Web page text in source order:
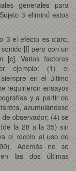
generales para
3 eliminó estos
3 el efecto es claro,
[f] pero con un
[c]. Varios factores
ejemplo: (1) el
en el último
requirieron ensayos
y a partir de
acumulándose
observador; (4) se
la 28 a la 35) sin
el recelo al uso de
Además no se
en las dos últimas